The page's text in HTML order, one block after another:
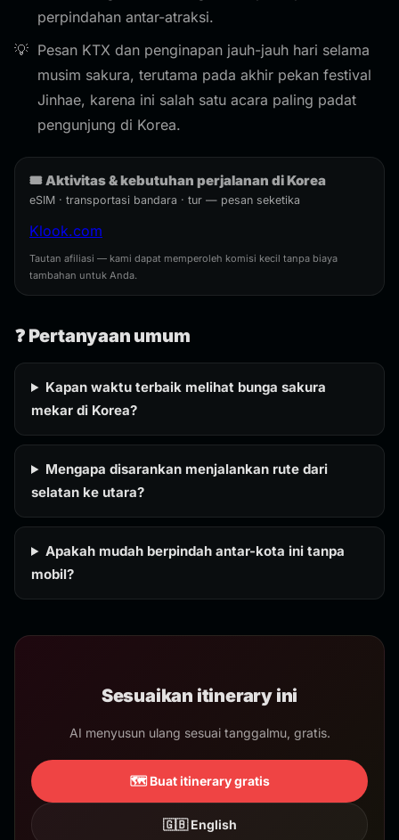
perpindahan antar-atraksi.
Pesan KTX dan penginapan jauh-jauh hari selama
musim sakura, terutama pada akhir pekan festival
Jinhae, karena ini salah satu acara paling padat
pengunjung di Korea.
🎟️ Aktivitas & kebutuhan perjalanan di Korea
eSIM · transportasi bandara · tur — pesan seketika
Klook.com
Tautan afiliasi — kami dapat memperoleh komisi kecil tanpa biaya
tambahan untuk Anda.
❓ Pertanyaan umum
Kapan waktu terbaik melihat bunga sakura
mekar di Korea?
Mengapa disarankan menjalankan rute dari
selatan ke utara?
Apakah mudah berpindah antar-kota ini tanpa
mobil?
Sesuaikan itinerary ini
AI menyusun ulang sesuai tanggalmu, gratis.
🗺️ Buat itinerary gratis
🇬🇧 English